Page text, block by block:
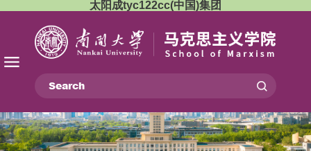
太阳成tyc122cc(中国)集团